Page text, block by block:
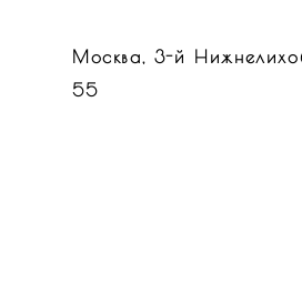
Москва, 3-й
55